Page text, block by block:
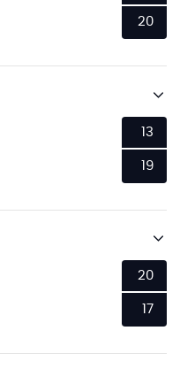
20
13
19
20
17